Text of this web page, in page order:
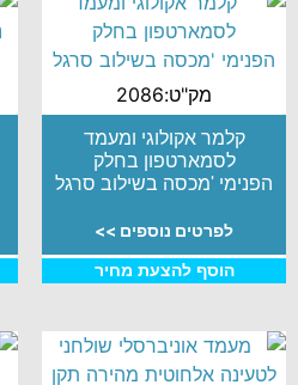
מק"ט:2086
קלמר אקולוגי ומעמד
לסמארטפון בחלק
הפנימי 'מכסה בשילוב סרגל
לפרטים נוספים >>
הוסף להצעת מחיר